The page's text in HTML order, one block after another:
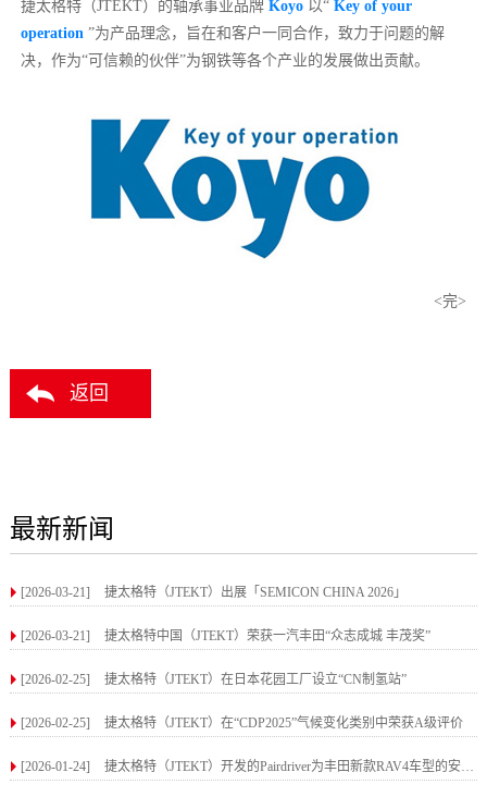
捷太格特（JTEKT）的轴承事业品牌 Koyo 以“ Key of your
operation ”为产品理念，旨在和客户一同合作，致力于问题的解
决，作为“可信赖的伙伴”为钢铁等各个产业的发展做出贡献。
<完>
返回
最新新闻
[2026-03-21] 捷太格特（JTEKT）出展「SEMICON CHINA 2026」
[2026-03-21] 捷太格特中国（JTEKT）荣获一汽丰田“众志成城 丰茂奖”
[2026-02-25] 捷太格特（JTEKT）在日本花园工厂设立“CN制氢站”
[2026-02-25] 捷太格特（JTEKT）在“CDP2025”气候变化类别中荣获A级评价
[2026-01-24] 捷太格特（JTEKT）开发的Pairdriver为丰田新款RAV4车型的安全升级做出贡献